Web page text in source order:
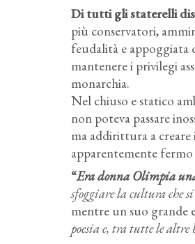
Di tutti gli staterelli
più conservatori,
feudalità e appoggiata
mantenere i privilegi
monarchia.
Nel chiuso e statico
non poteva passare
ma addirittura a
apparentemente fermo
“Era donna Olimpia
sfoggiare la cultura che
mentre un suo grande
poesia e, tra tutte le